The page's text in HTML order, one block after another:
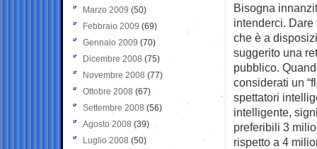
Bisogna
intenderci.
che è a
suggerito una
pubblico.
considerati un
spettatori
intelligente,
preferibili 3
rispetto a 4
Marzo 2009 (50)
Febbraio 2009 (69)
Gennaio 2009 (70)
Dicembre 2008 (75)
Novembre 2008 (77)
Ottobre 2008 (67)
Settembre 2008 (56)
Agosto 2008 (39)
Luglio 2008 (50)